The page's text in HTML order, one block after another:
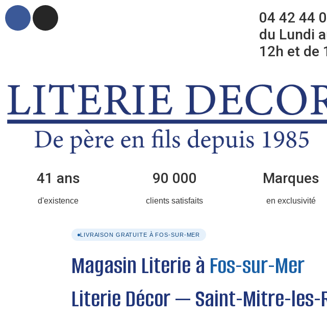
04 42 44
du Lundi
12h et de
41 ans
d'existence
90 000
clients satisfaits
Marques
en exclusivité
LIVRAISON GRATUITE À FOS-SUR-MER
Magasin Literie à Fos-sur-Mer
Literie Décor — Saint-Mitre-les-